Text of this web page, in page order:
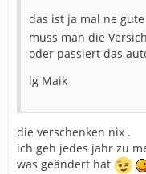
das ist ja mal ne
muss man die
oder passiert das
lg Maik
die verschenken nix .
ich geh jedes jahr zu
was geändert hat